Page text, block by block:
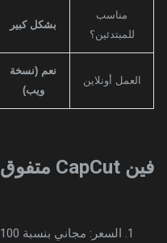
مناسب
للمبتدئين؟
بشكل كبير
العمل أونلاين
نعم (نسخة
ويب)
فين CapCut متفوق بالضبط؟